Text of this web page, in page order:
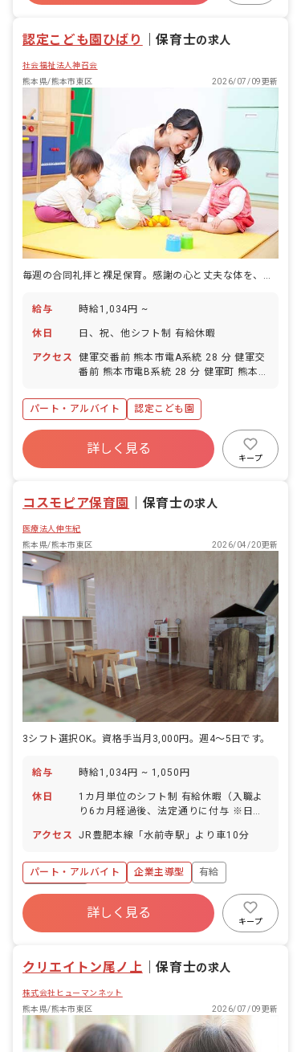
認定こども園ひばり ｜保育士の求人
社会福祉法人神召会
熊本県/熊本市東区
2026/07/09更新
毎週の合同礼拝と裸足保育。感謝の心と丈夫な体を、同じ時間軸で育む認定こども園です。
給与 時給1,034円 ~
休日 日、祝、他シフト制 有給休暇
アクセス
健軍交番前 熊本市電A系統 28 分 健軍交
番前 熊本市電B系統 28 分 健軍町 熊本市
分 動植物園入口 熊本市電A系統 28 分
パート・アルバイト 認定こども園
詳しく見る
キープ
コスモピア保育園 保育士の求人
医療法人伸生紀
熊本県/熊本市東区
2026/04/20更新
3シフト選択OK。資格手当月3,000円。週4～5日です。
給与 時給1,034円 ~ 1,050円
休日
1カ月単位のシフト制 有給休暇（入職よ
り6カ月経過後、法定通りに付与 ※日祝
アクセス
JR豊肥本線「水前寺駅」より車10分
パート・アルバイト 企業主導型
有給
残業少なめ
詳しく見る
キープ
クリエイトン尾ノ上 ｜保育士の求人
株式会社ヒューマンネット
熊本県/熊本市東区
2026/07/09更新